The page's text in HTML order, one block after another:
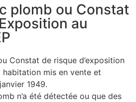
plomb ou Constat
au
Constat de risque d’exposition
mis en vente et
1949.
n’a été détectée ou que des